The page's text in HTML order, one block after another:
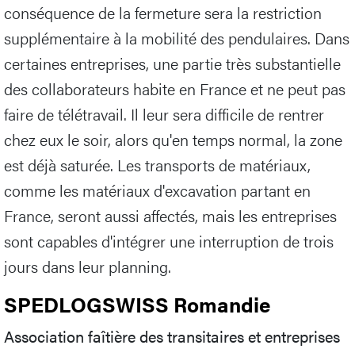
conséquence de la fermeture sera la restriction
supplémentaire à la mobilité des pendulaires. Dans
certaines entreprises, une partie très substantielle
des collaborateurs habite en France et ne peut pas
faire de télétravail. Il leur sera difficile de rentrer
chez eux le soir, alors qu'en temps normal, la zone
est déjà saturée. Les transports de matériaux,
comme les matériaux d'excavation partant en
France, seront aussi affectés, mais les entreprises
sont capables d'intégrer une interruption de trois
jours dans leur planning.
SPEDLOGSWISS Romandie
Association faîtière des transitaires et entreprises